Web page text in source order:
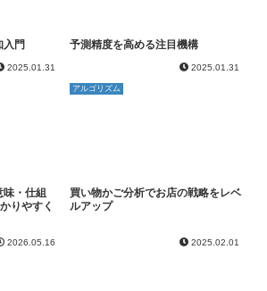
門
2025.01.31
予測精度を高める注目機構
2025.01.31
味・仕組
りやすく
2026.05.16
アルゴリズム
買い物かご分析でお店の戦略をレベ
ルアップ
2025.02.01